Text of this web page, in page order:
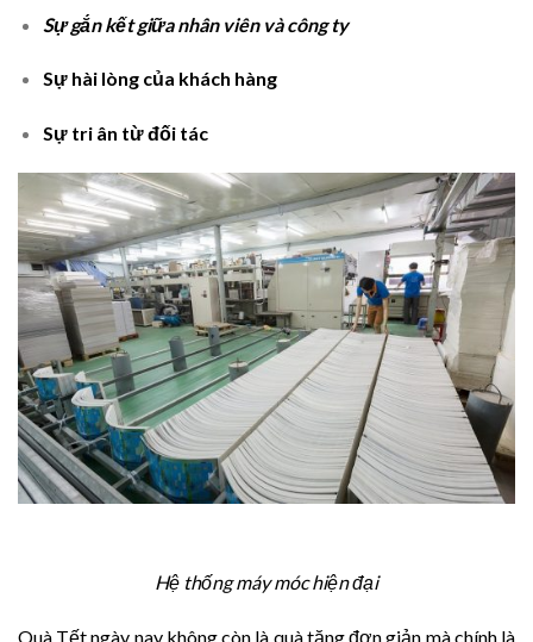
Sự gắn kết giữa nhân viên và công ty
Sự hài lòng của khách hàng
Sự tri ân từ đối tác
Hệ thống máy móc hiện đại
Quà Tết ngày nay không còn là quà tặng đơn giản mà chính là